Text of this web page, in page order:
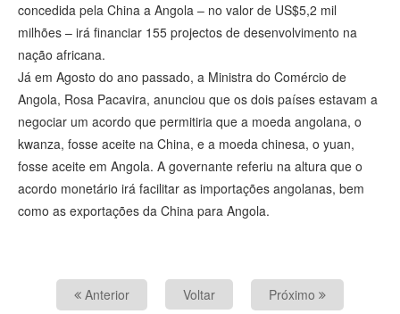
concedida pela China a Angola – no valor de US$5,2 mil
milhões – irá financiar 155 projectos de desenvolvimento na
nação africana.
Já em Agosto do ano passado, a Ministra do Comércio de
Angola, Rosa Pacavira, anunciou que os dois países estavam a
negociar um acordo que permitiria que a moeda angolana, o
kwanza, fosse aceite na China, e a moeda chinesa, o yuan,
fosse aceite em Angola. A governante referiu na altura que o
acordo monetário irá facilitar as importações angolanas, bem
como as exportações da China para Angola.
Anterior Voltar Próximo